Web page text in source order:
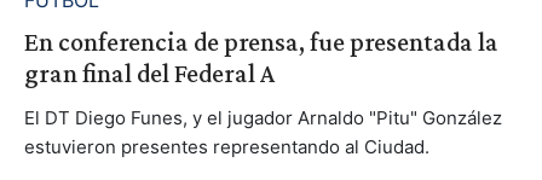
En conferencia de prensa, fue presentada la
gran final del Federal A
El DT Diego Funes, y el jugador Arnaldo "Pitu" González
estuvieron presentes representando al Ciudad.